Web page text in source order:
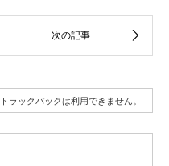
トラックバックは利用できません。